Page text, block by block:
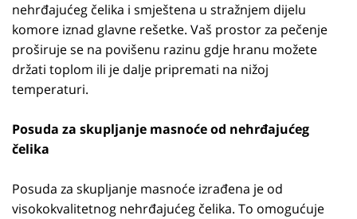
nehrđajućeg čelika i smještena u stražnjem dijelu
komore iznad glavne rešetke. Vaš prostor za pečenje
proširuje se na povišenu razinu gdje hranu možete
držati toplom ili je dalje pripremati na nižoj
temperaturi.
Posuda za skupljanje masnoće od nehrđajućeg
čelika
Posuda za skupljanje masnoće izrađena je od
visokokvalitetnog nehrđajućeg čelika. To omogućuje